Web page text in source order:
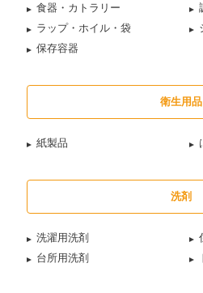
食器・カトラリー
ラップ・ホイル・袋
保存容器
衛生用品
紙製品
洗剤
洗濯用洗剤
台所用洗剤